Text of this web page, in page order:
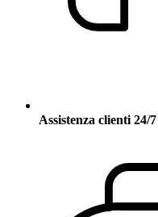
Assistenza clienti 24/7